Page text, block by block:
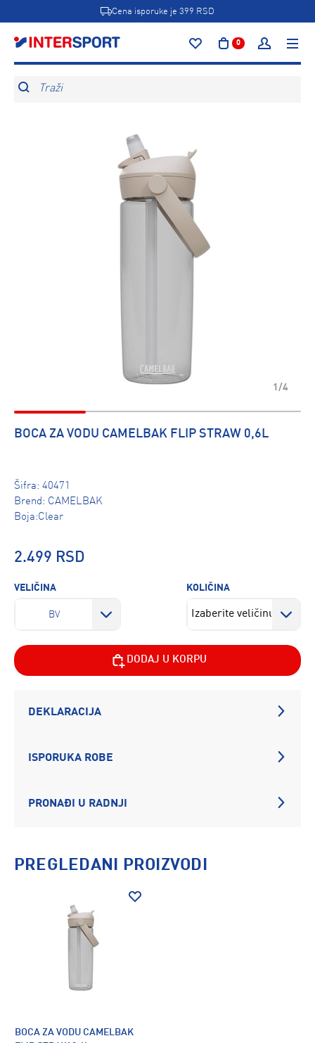
Cena isporuke je 399 RSD
0
Traži
1/4
BOCA ZA VODU CAMELBAK FLIP STRAW 0,6L
Šifra: 40471
Brend: CAMELBAK
Boja:Clear
2.499 RSD
VELIČINA
BV
KOLIČINA
DODAJ U KORPU
DEKLARACIJA
ISPORUKA ROBE
PRONAĐI U RADNJI
PREGLEDANI PROIZVODI
BOCA ZA VODU CAMELBAK